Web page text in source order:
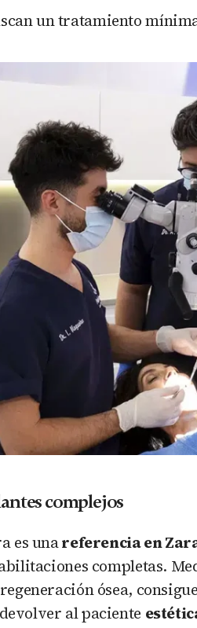
un tratamiento
complejos
es unareferencia en
completas.
ósea,
al paciente